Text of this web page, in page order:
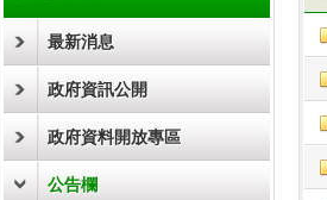
最新消息
政府資訊公開
政府資料開放專區
公告欄